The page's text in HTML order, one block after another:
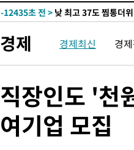
-10741초 전 > SK하이닉스, 용인·
-6850초 전 >
외국인 심판 성 접대
-6584초 전 >[속보]코스닥, 2.86포
-6517초 전 >[속보]원·달러 환율,
-6406초 전 >[속보] 노원서 40.1도
-3496초 전 >
[속보]종합특검, '계엄
경제 경제최신 경
직장인도 '천
여기업 모집